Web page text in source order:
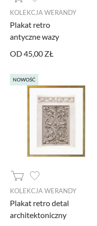
PROMOCJA
MARKI
KOLEKCJA WERANDY
Plakat retro
antyczne wazy
OD 45,00 ZŁ
NOWOŚĆ
KOLEKCJA WERANDY
Plakat retro detal
architektoniczny